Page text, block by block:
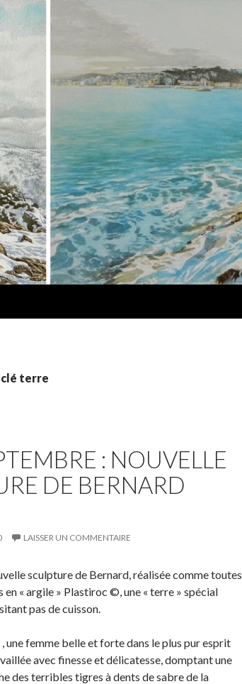
terre
: NOUVELLE
DE BERNARD
LAISSER UN COMMENTAIRE
sculpture de Bernard, réalisée comme toutes
en « argile » Plastiroc ©, une « terre » spécial
pas de cuisson.
, une femme belle et forte dans le plus pur esprit
avec finesse et délicatesse, domptant une
des terribles tigres à dents de sabre de la